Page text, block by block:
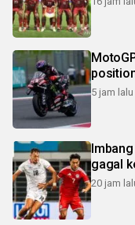
5 jam lalu
gagal
20 jam